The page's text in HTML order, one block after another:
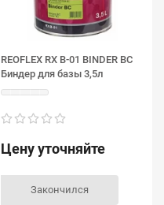
REOFLEX RX B-01 BINDER BC
Биндер для базы 3,5л
Цену уточняйте
Закончился